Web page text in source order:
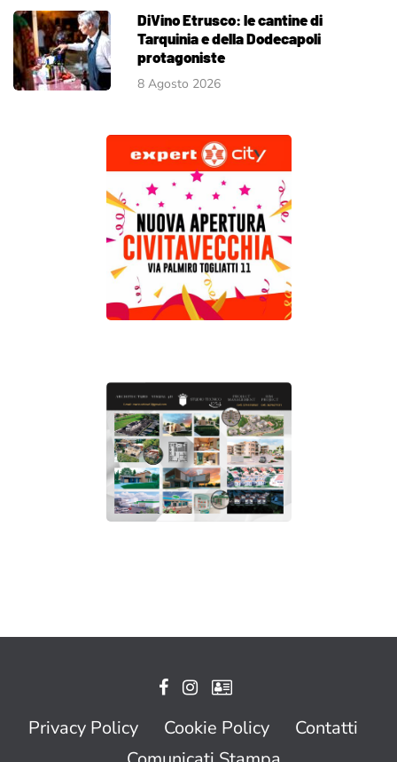
DiVino Etrusco: le cantine di
Tarquinia e della Dodecapoli
protagoniste
8 Agosto 2026
Privacy Policy Cookie Policy
Contatti